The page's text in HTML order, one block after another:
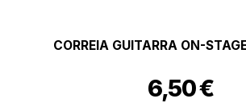
CORREIA GUITARRA ON-
6,50€